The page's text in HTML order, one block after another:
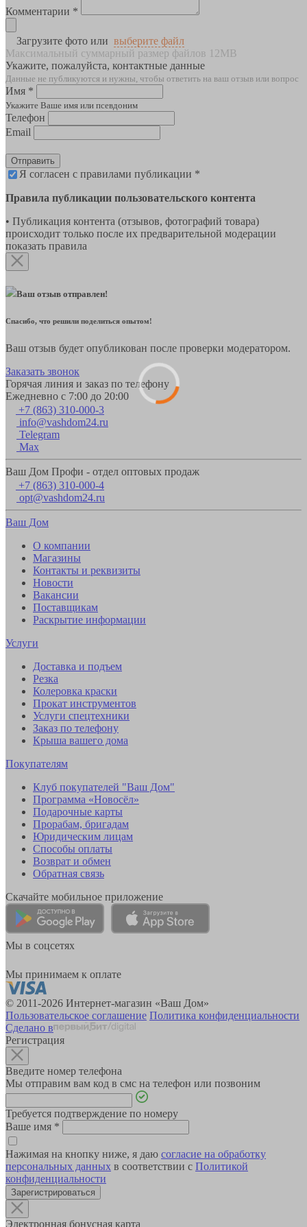
Комментарии *
Загрузите фото или выберите файл
Максимальный суммарный размер файлов 12MB
Укажите, пожалуйста, контактные данные
Данные не публикуются и нужны, чтобы ответить на ваш отзыв или вопрос
Имя *
Укажите Ваше имя или псевдоним
Телефон
Email
Отправить
Я согласен с правилами публикации *
Правила публикации пользовательского контента
• Публикация контента (отзывов, фотографий товара)
происходит только после их предварительной модерации
показать правила
Ваш отзыв отправлен!
Спасибо, что решили поделиться опытом!
Ваш отзыв будет опубликован после проверки модератором.
Заказать звонок
Горячая линия и заказ по телефону
Ежедневно с 7:00 до 20:00
+7 (863) 310-000-3
info@vashdom24.ru
Telegram
Max
Ваш Дом Профи - отдел оптовых продаж
+7 (863) 310-000-4
opt@vashdom24.ru
Ваш Дом
О компании
Магазины
Контакты и реквизиты
Новости
Вакансии
Поставщикам
Раскрытие информации
Услуги
Доставка и подъем
Резка
Колеровка краски
Прокат инструментов
Услуги спецтехники
Заказ по телефону
Крыша вашего дома
Покупателям
Клуб покупателей "Ваш Дом"
Программа «Новосёл»
Подарочные карты
Прорабам, бригадам
Юридическим лицам
Способы оплаты
Возврат и обмен
Обратная связь
Скачайте мобильное приложение
Мы в соцсетях
Мы принимаем к оплате
© 2011-2026 Интернет-магазин «Ваш Дом»
Пользовательское соглашение Политика конфиденциальности
Сделано в
Регистрация
Введите номер телефона
Мы отправим вам код в смс на телефон или позвоним
Требуется подтверждение по номеру
Ваше имя *
Нажимая на кнопку ниже, я даю согласие на обработку
персональных данных в соответствии с Политикой
конфиденциальности
Зарегистрироваться
Электронная бонусная карта